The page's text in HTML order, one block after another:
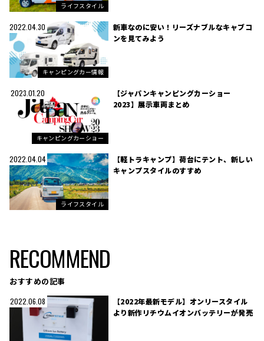
ライフスタイル
2022.04.30
キャンピングカー情報
新車なのに安い！リーズナブルなキャブコ
ンを見てみよう
2023.01.20
キャンピングカーショー
【ジャパンキャンピングカーショー
2023】展示車両まとめ
2022.04.04
ライフスタイル
【軽トラキャンプ】荷台にテント、新しい
キャンプスタイルのすすめ
RECOMMEND
おすすめの記事
2022.06.08
【2022年最新モデル】オンリースタイル
より新作リチウムイオンバッテリーが発売